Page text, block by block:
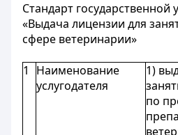
Стандарт государственной
«Выдача лицензии для
сфере ветеринарии»
1
Наименование
услугодателя
1)
по